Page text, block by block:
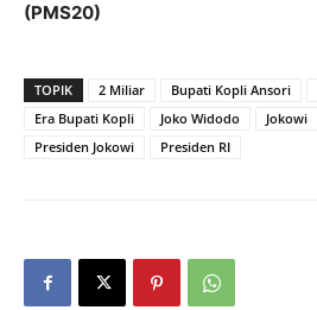
(PMS20)
TOPIK 2 Miliar Bupati Kopli Ansori
Era Bupati Kopli
Joko Widodo Jokowi
Presiden Jokowi
Presiden RI